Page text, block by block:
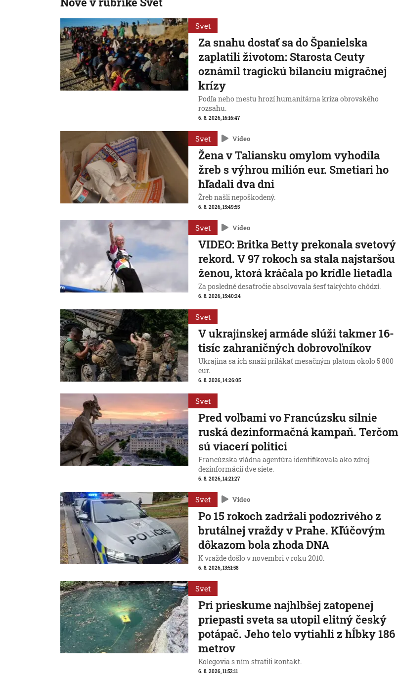
Svet
Za snahu dostať sa do Španielska
zaplatili životom: Starosta Ceuty
oznámil tragickú bilanciu migračnej
krízy
Podľa neho mestu hrozí humanitárna kríza obrovského
rozsahu.
6. 8. 2026, 16:16:47
Svet Video
Žena v Taliansku omylom vyhodila
žreb s výhrou milión eur. Smetiari ho
hľadali dva dni
Žreb našli nepoškodený.
6. 8. 2026, 15:49:55
Svet Video
VIDEO: Britka Betty prekonala svetový
rekord. V 97 rokoch sa stala najstaršou
ženou, ktorá kráčala po krídle lietadla
Za posledné desaťročie absolvovala šesť takýchto chôdzí.
6. 8. 2026, 15:40:24
Svet
V ukrajinskej armáde slúži takmer 16-
tisíc zahraničných dobrovoľníkov
Ukrajina sa ich snaží prilákať mesačným platom okolo 5 800
eur.
6. 8. 2026, 14:26:05
Svet
Pred voľbami vo Francúzsku silnie
ruská dezinformačná kampaň. Terčom
sú viacerí politici
Francúzska vládna agentúra identifikovala ako zdroj
dezinformácií dve siete.
6. 8. 2026, 14:21:27
Svet Video
Po 15 rokoch zadržali podozrivého z
brutálnej vraždy v Prahe. Kľúčovým
dôkazom bola zhoda DNA
K vražde došlo v novembri v roku 2010.
6. 8. 2026, 13:51:58
Svet
Pri prieskume najhlbšej zatopenej
priepasti sveta sa utopil elitný český
potápač. Jeho telo vytiahli z hĺbky 186
metrov
Kolegovia s ním stratili kontakt.
6. 8. 2026, 11:52:11